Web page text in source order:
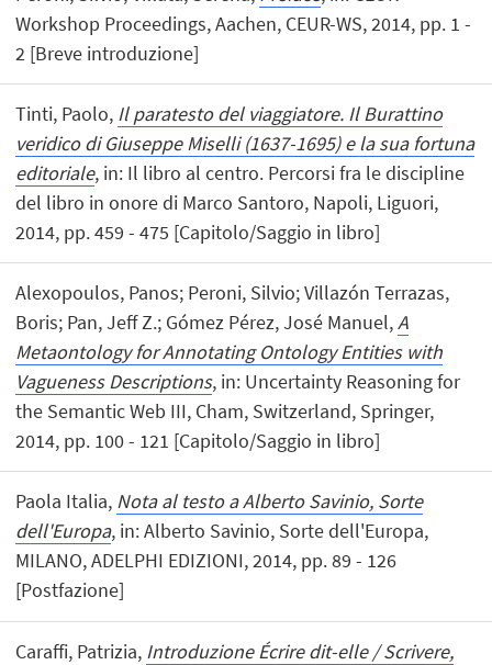
Workshop Proceedings, Aachen, CEUR-WS, 2014, pp. 1 -
2 [Breve introduzione]
Tinti, Paolo, Il paratesto del viaggiatore. Il Burattino
veridico di Giuseppe Miselli (1637-1695) e la sua fortuna
editoriale, in: Il libro al centro. Percorsi fra le discipline
del libro in onore di Marco Santoro, Napoli, Liguori,
2014, pp. 459 - 475 [Capitolo/Saggio in libro]
Alexopoulos, Panos; Peroni, Silvio; Villazón Terrazas,
Boris; Pan, Jeff Z.; Gómez Pérez, José Manuel,A
Metaontology for Annotating Ontology Entities with
Vagueness Descriptions, in: Uncertainty Reasoning for
the Semantic Web III, Cham, Switzerland, Springer,
2014, pp. 100 - 121 [Capitolo/Saggio in libro]
Paola Italia, Nota al testo a Alberto Savinio, Sorte
dell'Europa, in: Alberto Savinio, Sorte dell'Europa,
MILANO, ADELPHI EDIZIONI, 2014, pp. 89 - 126
[Postfazione]
Caraffi, Patrizia, Introduzione Écrire dit-elle / Scrivere,